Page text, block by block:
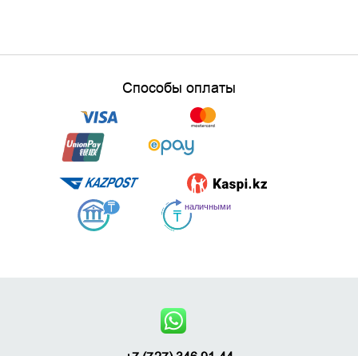
Способы оплаты